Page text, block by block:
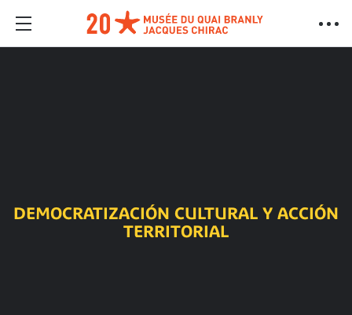
DEMOCRATIZACIÓN CULTURAL Y ACCIÓN
TERRITORIAL